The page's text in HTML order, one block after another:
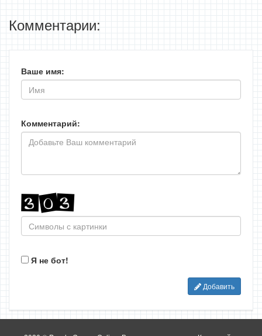
Комментарии:
Ваше имя:
Комментарий:
Я не бот!
Добавить